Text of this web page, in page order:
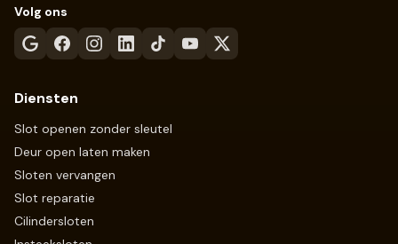
Volg ons
Diensten
Slot openen zonder sleutel
Deur open laten maken
Sloten vervangen
Slot reparatie
Cilindersloten